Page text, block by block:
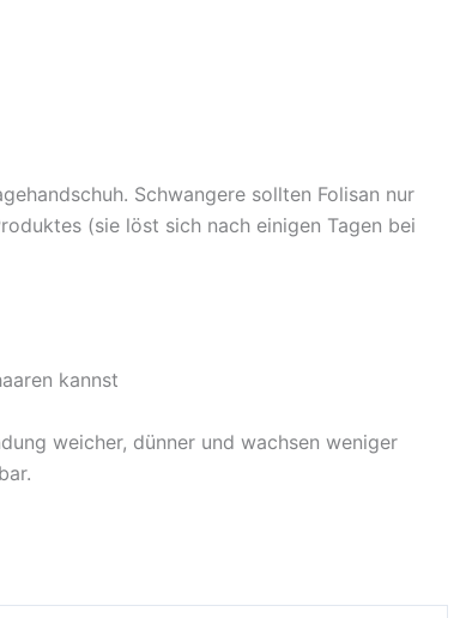
Schwangere sollten Folisan nur
(sie löst sich nach einigen Tagen bei
kannst
weicher, dünner und wachsen weniger